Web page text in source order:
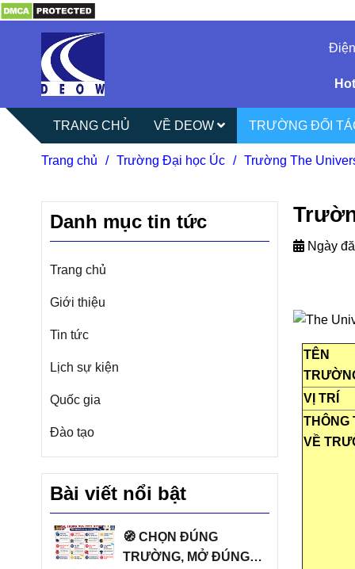
TRANG CHỦ VỀ DEOW TRƯỜNG ĐỐI
Trang chủ / Trường Đại học Úc / Trường The
Ngày
TÊN
VỊ TRÍ
THÔNG
VỀ
Danh mục tin tức
Trang chủ
Giới thiệu
Tin tức
Lịch sự kiện
Quốc gia
Đào tạo
Bài viết nổi bật
🧭 CHỌN ĐÚNG
TRƯỜNG, MỞ ĐÚNG